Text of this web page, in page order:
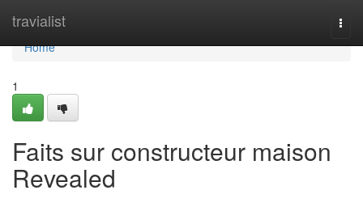
travialist
Home
Home
1
Faits sur constructeur maison
Revealed